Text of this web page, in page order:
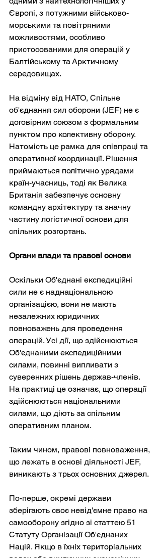
Європі, з потужними військово-
морськими та повітряними
можливостями, особливо
пристосованими для операцій у
Балтійському та Арктичному
середовищах.
На відміну від НАТО, Спільне
об'єднання сил оборони (JEF) не є
договірним союзом з формальним
пунктом про колективну оборону.
Натомість це рамка для співпраці та
оперативної координації. Рішення
приймаються політично урядами
країн-учасниць, тоді як Велика
Британія забезпечує основну
командну архітектуру та значну
частину логістичної основи для
спільних розгортань.
Органи влади та правові основи
Оскільки Об'єднані експедиційні
сили не є наднаціональною
організацією, вони не мають
незалежних юридичних
повноважень для проведення
операцій. Усі дії, що здійснюються
Об'єднаними експедиційними
силами, повинні випливати з
суверенних рішень держав-членів.
На практиці це означає, що операції
здійснюються національними
силами, що діють за спільним
оперативним планом.
Таким чином, правові повноваження,
що лежать в основі діяльності JEF,
виникають з трьох основних джерел.
По-перше, окремі держави
зберігають своє невід'ємне право на
самооборону згідно зі статтею 51
Статуту Організації Об'єднаних
Націй. Якщо в їхніх територіальних